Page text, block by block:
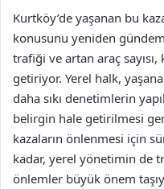
Kurtköy’de yaşanan bu
konusunu yeniden
trafiği ve artan araç
getiriyor. Yerel halk,
daha sıkı denetimlerin
belirgin hale getirilmesi
kazaların önlenmesi için
kadar, yerel yönetimin de
önlemler büyük önem